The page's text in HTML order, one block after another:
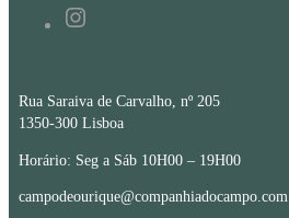
Rua Saraiva de Carvalho, nº 205
1350-300 Lisboa
Horário: Seg a Sáb 10H00 – 19H00
campodeourique@companhiadocampo.com